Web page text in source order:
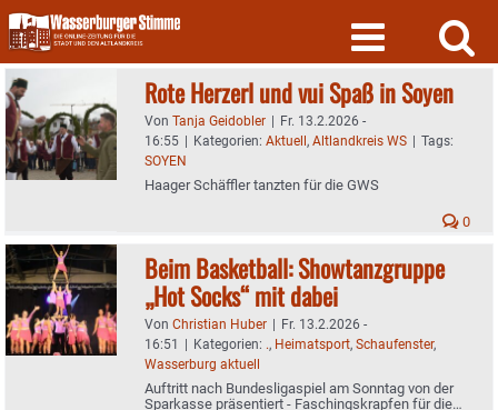
Skip
to
content
Rote Herzerl und vui Spaß in Soyen
Von Tanja Geidobler | Fr. 13.2.2026 -
16:55 | Kategorien: Aktuell, Altlandkreis WS | Tags:
SOYEN
Haager Schäffler tanzten für die GWS
0
Beim Basketball: Showtanzgruppe
„Hot Socks“ mit dabei
Von Christian Huber | Fr. 13.2.2026 -
16:51 | Kategorien: ., Heimatsport, Schaufenster,
Wasserburg aktuell
Auftritt nach Bundesligaspiel am Sonntag von der
Sparkasse präsentiert - Faschingskrapfen für die